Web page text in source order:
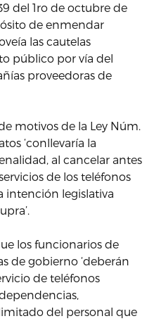
del 1ro de octubre de
de enmendar
las cautelas
público por vía del
proveedoras de
motivos de la Ley Núm.
‘conllevaría la
al cancelar antes
de los teléfonos
intención legislativa
los funcionarios de
de gobierno ‘deberán
de teléfonos
del personal que